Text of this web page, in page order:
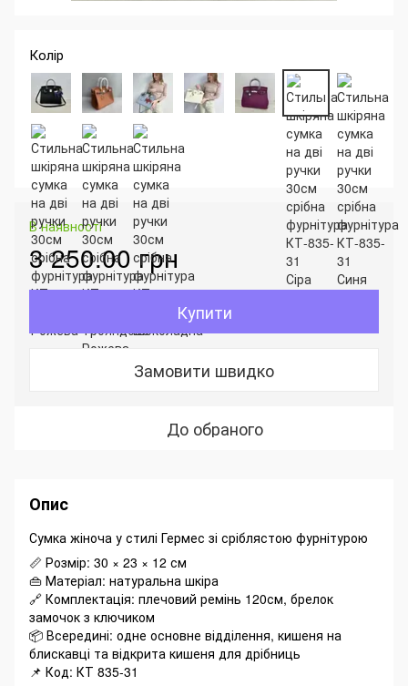
Колір
В наявності
3 250.00 грн
Купити
Замовити швидко
До обраного
Опис
Сумка жіноча у стилі Гермес зі сріблястою фурнітурою
📏 Розмір: 30 × 23 × 12 см
👜 Матеріал: натуральна шкіра
🔗 Комплектація: плечовий ремінь 120см, брелок
замочок з ключиком
📦 Всередині: одне основне відділення, кишеня на
блискавці та відкрита кишеня для дрібниць
📌 Код: КТ 835-31